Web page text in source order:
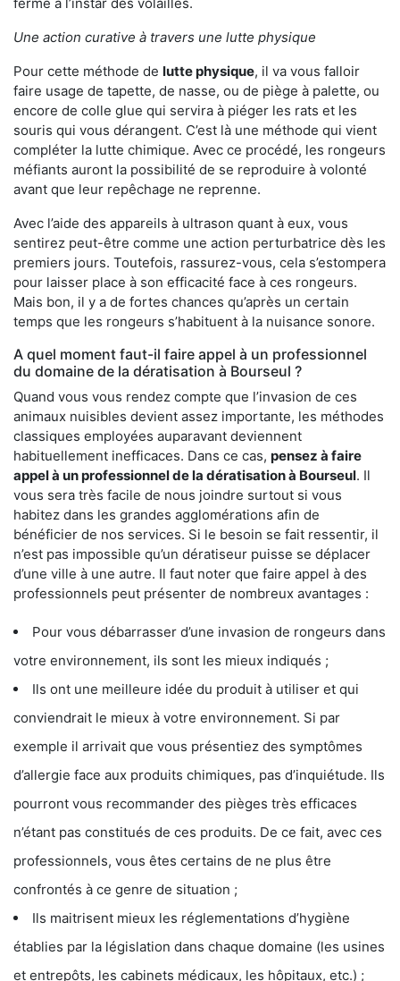
Une action curative à travers une lutte physique
Pour cette méthode de lutte physique, il va vous falloir
faire usage de tapette, de nasse, ou de piège à palette, ou
encore de colle glue qui servira à piéger les rats et les
souris qui vous dérangent. C’est là une méthode qui vient
compléter la lutte chimique. Avec ce procédé, les rongeurs
méfiants auront la possibilité de se reproduire à volonté
avant que leur repêchage ne reprenne.
Avec l’aide des appareils à ultrason quant à eux, vous
sentirez peut-être comme une action perturbatrice dès les
premiers jours. Toutefois, rassurez-vous, cela s’estompera
pour laisser place à son efficacité face à ces rongeurs.
Mais bon, il y a de fortes chances qu’après un certain
temps que les rongeurs s’habituent à la nuisance sonore.
A quel moment faut-il faire appel à un professionnel
du domaine de la dératisation à Bourseul ?
Quand vous vous rendez compte que l’invasion de ces
animaux nuisibles devient assez importante, les méthodes
classiques employées auparavant deviennent
habituellement inefficaces. Dans ce cas, pensez à faire
appel à un professionnel de la dératisation à Bourseul. Il
vous sera très facile de nous joindre surtout si vous
habitez dans les grandes agglomérations afin de
bénéficier de nos services. Si le besoin se fait ressentir, il
n’est pas impossible qu’un dératiseur puisse se déplacer
d’une ville à une autre. Il faut noter que faire appel à des
professionnels peut présenter de nombreux avantages :
Pour vous débarrasser d’une invasion de rongeurs dans
votre environnement, ils sont les mieux indiqués ;
Ils ont une meilleure idée du produit à utiliser et qui
conviendrait le mieux à votre environnement. Si par
exemple il arrivait que vous présentiez des symptômes
d’allergie face aux produits chimiques, pas d’inquiétude. Ils
pourront vous recommander des pièges très efficaces
n’étant pas constitués de ces produits. De ce fait, avec ces
professionnels, vous êtes certains de ne plus être
confrontés à ce genre de situation ;
Ils maitrisent mieux les réglementations d’hygiène
établies par la législation dans chaque domaine (les usines
et entrepôts, les cabinets médicaux, les hôpitaux, etc.) ;